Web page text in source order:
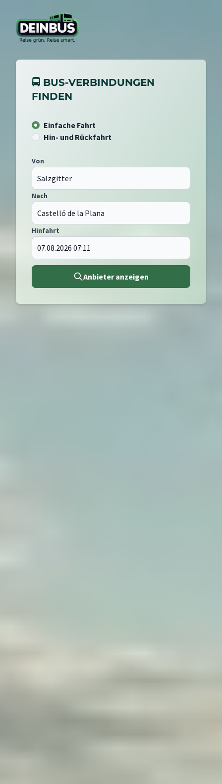
🚍 BUS-VERBINDUNGEN
FINDEN
Einfache Fahrt
Hin- und Rückfahrt
Von
Nach
Hinfahrt
Anbieter anzeigen